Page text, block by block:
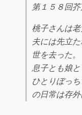
第１５８回芥
桃子さんは老
夫には先立
世を去った。
息子とも娘と
ひとりぼっ
の日常は存